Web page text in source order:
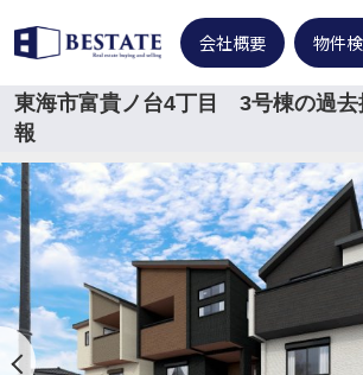
会社概要 物件
東海市富貴ノ台4丁目 3号棟の過去
報